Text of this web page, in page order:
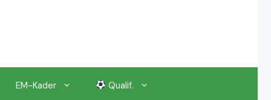
EM-Kader Qualif.